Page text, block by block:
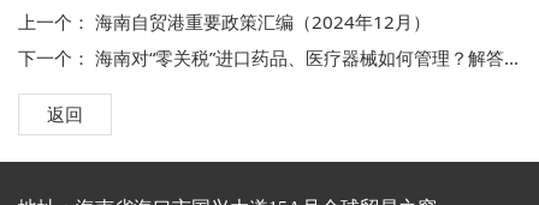
上一个：海南自贸港重要政策汇编（2024年12月）
下一个：海南对“零关税”进口药品、医疗器械如何管理？解答来了
返回